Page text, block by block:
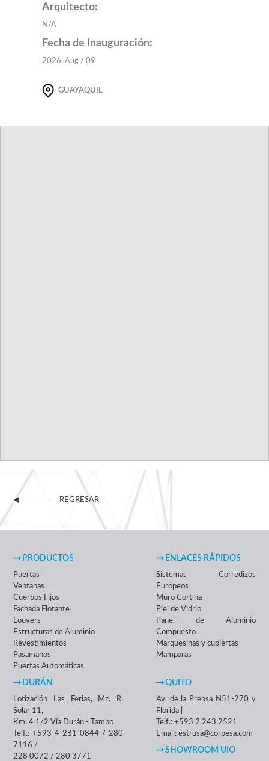
Arquitecto:
N/A
Fecha de Inauguración:
2026, Aug / 09
GUAYAQUIL
REGRESAR
ENLACES RÁPIDOS
Sistemas Corredizos
Europeos
Muro Cortina
Piel de Vidrio
Panel de Aluminio
Compuesto
Marquesinas y cubiertas
Mamparas
PRODUCTOS
Puertas
Ventanas
Cuerpos Fijos
Fachada Flotante
Louvers
Estructuras de Aluminio
Revestimientos
Pasamanos
Puertas Automáticas
QUITO
Av. de la Prensa N51-270 y
Florida |
Telf.: +593 2 243 2521
Email: estrusa@corpesa.com
SHOWROOM UIO
DURÁN
Lotización Las Ferias, Mz. R,
Solar 11,
Km. 4 1/2 Vía Durán - Tambo
Telf.: +593 4 281 0844 / 280
7116 /
228 0072 / 280 3771